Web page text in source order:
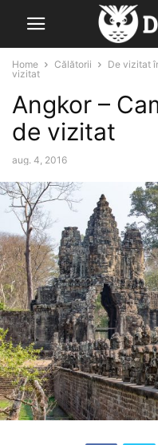
Home Călătorii De vizitat
vizitat
Angkor –
de vizitat
aug. 4, 2016